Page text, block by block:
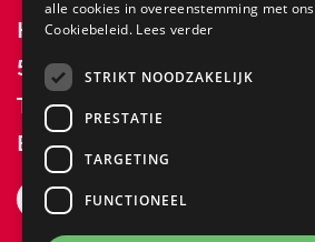
Keizersveld 32a
5803 AN Venray
T:
+31 (0)478 515 627
E: info@helotech.nl
alle cookies in overeenstemming met ons
Cookiebeleid. Lees verder
STRIKT NOODZAKELIJK
PRESTATIE
TARGETING
FUNCTIONEEL